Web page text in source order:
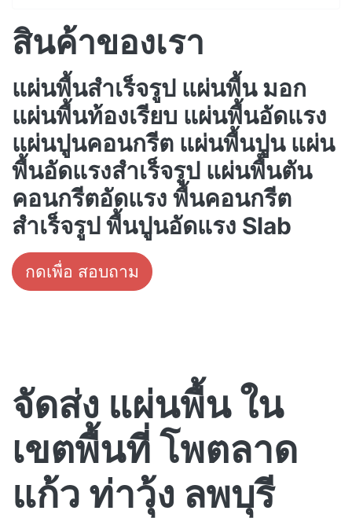
สินค้าของเรา
แผ่นพื้นสำเร็จรูป แผ่นพื้น มอก
แผ่นพื้นท้องเรียบ แผ่นพื้นอัดแรง
แผ่นปูนคอนกรีต แผ่นพื้นปูน แผ่น
พื้นอัดแรงสำเร็จรูป แผ่นพื้นตัน
คอนกรีตอัดแรง พื้นคอนกรีต
สำเร็จรูป พื้นปูนอัดแรง Slab
กดเพื่อ สอบถาม
จัดส่ง แผ่นพื้น ใน
เขตพื้นที่ โพตลาด
แก้ว ท่าวุ้ง ลพบุรี